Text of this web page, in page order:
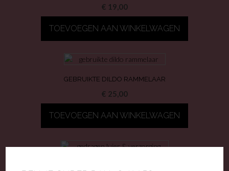
€ 19,00
TOEVOEGEN AAN WINKELWAGEN
GEBRUIKTE DILDO RAMMELAAR
€ 25,00
TOEVOEGEN AAN WINKELWAGEN